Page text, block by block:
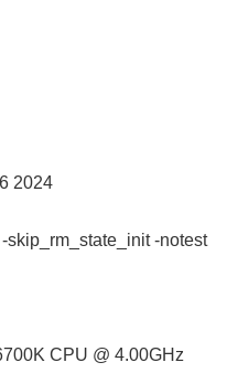
2024
skip_rm_state_init -notest
CPU @ 4.00GHz